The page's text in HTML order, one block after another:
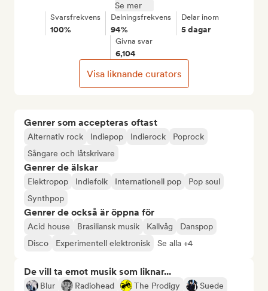
Genrer som accepteras oftast
Alternativ rock Indiepop Indierock
Poprock
Sångare och låtskrivare
Genrer de älskar
Elektropop Indiefolk Internationell pop
Pop soul
Synthpop
Genrer de också är öppna för
Acid house Brasiliansk musik Kallvåg
Danspop
Disco
Experimentell elektronisk Se alla +4
De vill ta emot musik som liknar...
Blur Radiohead The Prodigy
Suede
Se mer
Svarsfrekvens
100%
Delningsfrekvens
94%
Delar inom
5 dagar
Givna svar
6,104
Visa liknande curators